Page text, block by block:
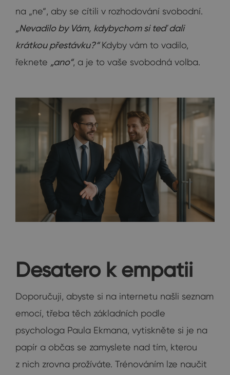
na „ne“, aby se cítili v rozhodování svobodní.
„Nevadilo by Vám, kdybychom si teď dali
krátkou přestávku?“Kdyby vám to vadilo,
řeknete „ano“, a je to vaše svobodná volba.
Desatero k empatii
Doporučuji, abyste si na internetu našli seznam
emocí, třeba těch základních podle
psychologa Paula Ekmana, vytiskněte si je na
papír a občas se zamyslete nad tím, kterou
z nich zrovna prožíváte. Trénováním lze naučit